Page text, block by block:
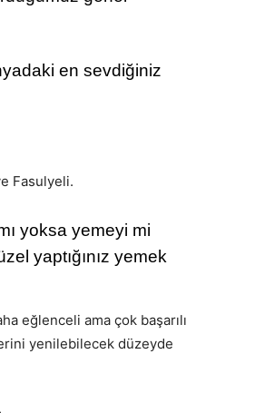
en sevdiğiniz
Fasulyeli.
yoksa yemeyi mi
yaptığınız yemek
eğlenceli ama çok başarılı
yenilebilecek düzeyde